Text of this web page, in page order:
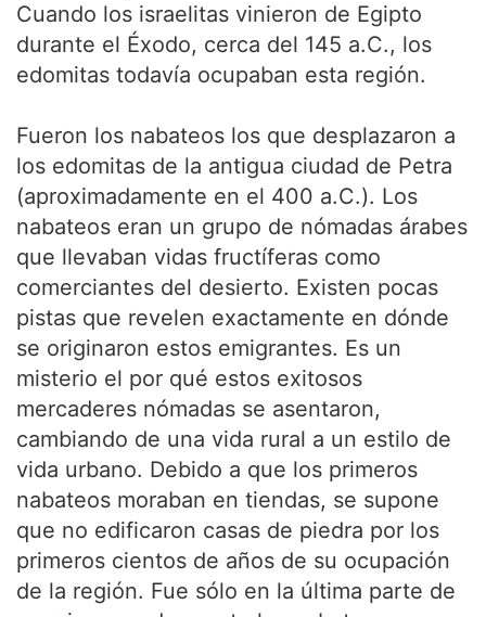
Cuando los israelitas vinieron de Egipto
durante el Éxodo, cerca del 145 a.C., los
edomitas todavía ocupaban esta región.
Fueron los nabateos los que desplazaron a
los edomitas de la antigua ciudad de Petra
(aproximadamente en el 400 a.C.). Los
nabateos eran un grupo de nómadas árabes
que llevaban vidas fructíferas como
comerciantes del desierto. Existen pocas
pistas que revelen exactamente en dónde
se originaron estos emigrantes. Es un
misterio el por qué estos exitosos
mercaderes nómadas se asentaron,
cambiando de una vida rural a un estilo de
vida urbano. Debido a que los primeros
nabateos moraban en tiendas, se supone
que no edificaron casas de piedra por los
primeros cientos de años de su ocupación
de la región. Fue sólo en la última parte de